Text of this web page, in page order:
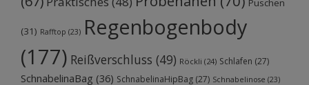
Puschen
(31) Rafftop (23) Regenbogenbody
(177) Reißverschluss (49) Röckli (24) Schlafen (27)
SchnabelinaBag (36) SchnabelinaHipBag (27) Schnabelinose (23)